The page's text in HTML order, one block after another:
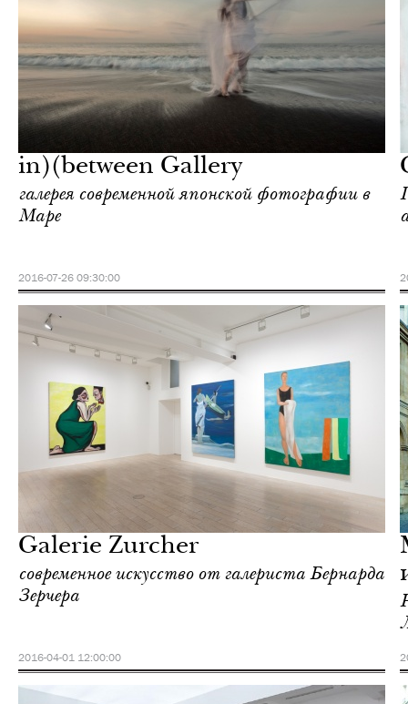
in)(between Gallery
галерея современной японской фотографии в
Маре
2016-07-26 09:30:00
Galerie Zurcher
современное искусство от галериста Бернарда
Зерчера
2016-04-01 12:00:00